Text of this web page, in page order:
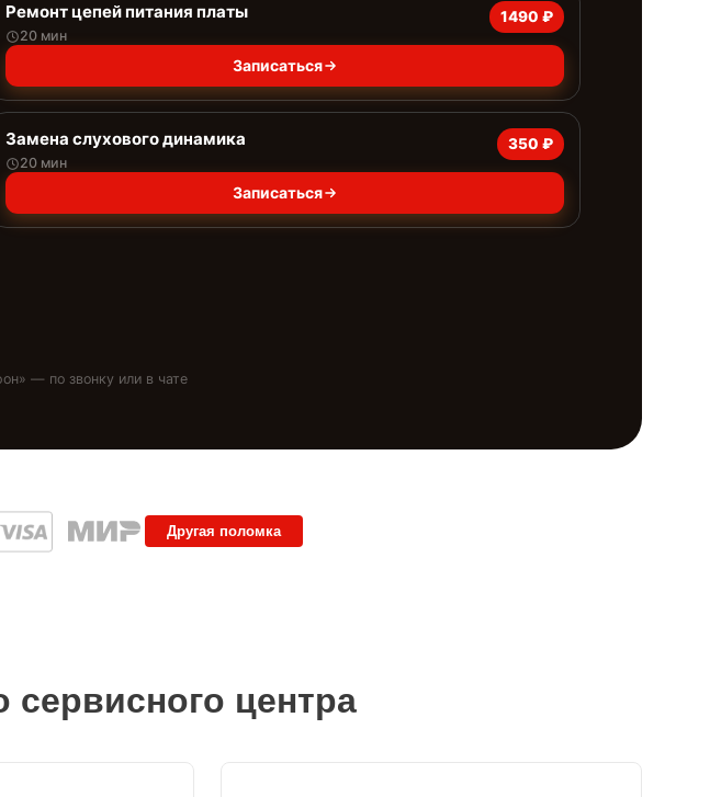
Ремонт цепей питания платы
20 мин
1490 ₽
Записаться
Замена слухового динамика
20 мин
350 ₽
Записаться
» — по звонку или в чате
Другая поломка
центра